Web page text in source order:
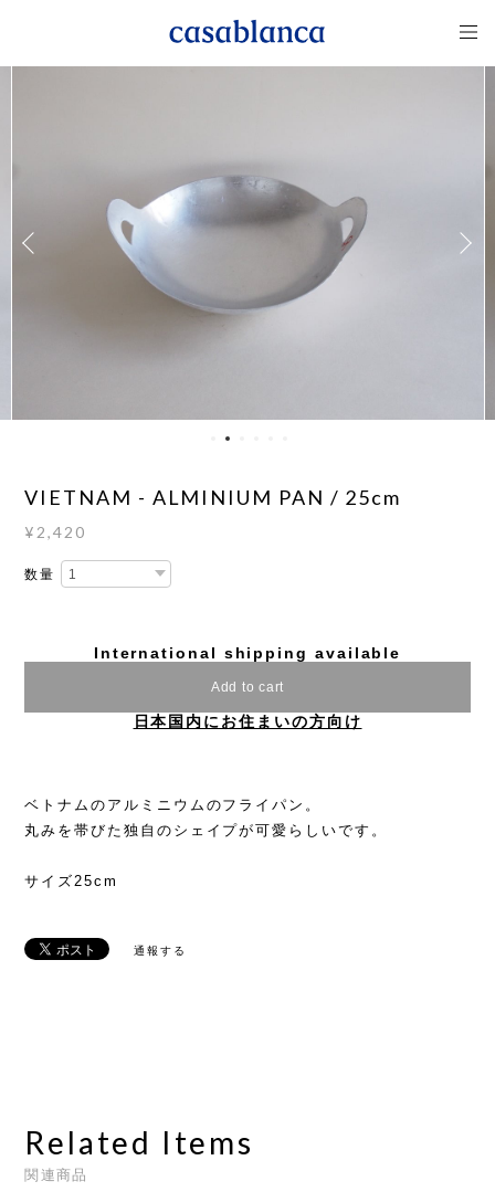
VIETNAM - ALMINIUM PAN / 25cm
¥2,420
数量
International shipping available
Add to cart
日本国内にお住まいの方向け
ベトナムのアルミニウムのフライパン。
丸みを帯びた独自のシェイプが可愛らしいです。
サイズ25cm
通報する
Related Items
関連商品